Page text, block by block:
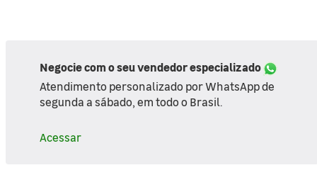
Negocie com o seu vendedor especializado
Atendimento personalizado por WhatsApp de
segunda a sábado, em todo o Brasil.
Acessar